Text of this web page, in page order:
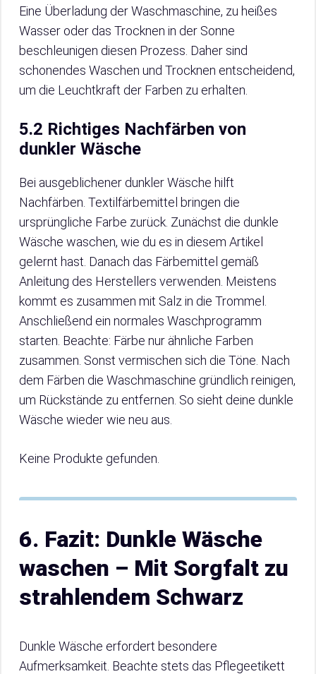
Eine Überladung der Waschmaschine, zu heißes
Wasser oder das Trocknen in der Sonne
beschleunigen diesen Prozess. Daher sind
schonendes Waschen und Trocknen entscheidend,
um die Leuchtkraft der Farben zu erhalten.
5.2 Richtiges Nachfärben von
dunkler Wäsche
Bei ausgeblichener dunkler Wäsche hilft
Nachfärben. Textilfärbemittel bringen die
ursprüngliche Farbe zurück. Zunächst die dunkle
Wäsche waschen, wie du es in diesem Artikel
gelernt hast. Danach das Färbemittel gemäß
Anleitung des Herstellers verwenden. Meistens
kommt es zusammen mit Salz in die Trommel.
Anschließend ein normales Waschprogramm
starten. Beachte: Färbe nur ähnliche Farben
zusammen. Sonst vermischen sich die Töne. Nach
dem Färben die Waschmaschine gründlich reinigen,
um Rückstände zu entfernen. So sieht deine dunkle
Wäsche wieder wie neu aus.
Keine Produkte gefunden.
6. Fazit: Dunkle Wäsche
waschen – Mit Sorgfalt zu
strahlendem Schwarz
Dunkle Wäsche erfordert besondere
Aufmerksamkeit. Beachte stets das Pflegeetikett